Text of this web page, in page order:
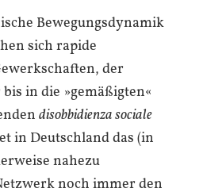
Bewegungsdynamik
sich rapide
der
in die »gemäßigten«
disobbidienza sociale
in Deutschland das (in
nahezu
noch immer den